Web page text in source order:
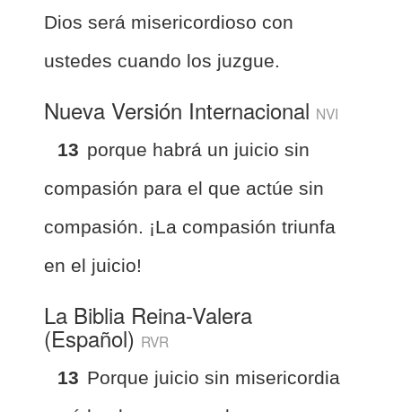
Dios será misericordioso con
ustedes cuando los juzgue.
Nueva Versión Internacional NVI
13 porque habrá un juicio sin
compasión para el que actúe sin
compasión. ¡La compasión triunfa
en el juicio!
La Biblia Reina-Valera
(Español) RVR
13 Porque juicio sin misericordia